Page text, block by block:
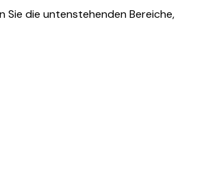
Sie die untenstehenden Bereiche,